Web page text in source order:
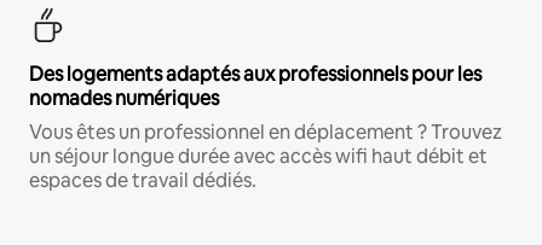
Des logements adaptés aux professionnels pour les
nomades numériques
Vous êtes un professionnel en déplacement ? Trouvez
un séjour longue durée avec accès wifi haut débit et
espaces de travail dédiés.